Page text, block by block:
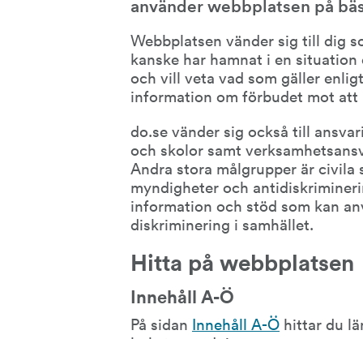
använder webbplatsen på
Webbplatsen vänder sig till dig
kanske har hamnat i en
och vill veta vad som gäller
information om förbudet mot att
do.se vänder sig också till
och skolor samt
Andra stora målgrupper är
myndigheter och
information och stöd som kan
diskriminering i samhället.
Hitta på webbplatsen
Innehåll A-Ö
På sidan Innehåll A-Ö hittar du